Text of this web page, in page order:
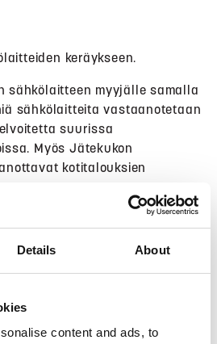
Details About
content and ads, to
keräykseen.
sähkölaitteen myyjälle samalla
sähkölaitteita vastaanotetaan
suurissa
Myös Jätekukon
kotitalouksien